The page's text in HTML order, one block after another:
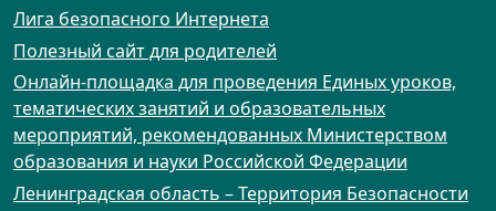
Лига безопасного Интернета
Полезный сайт для родителей
Онлайн-площадка для проведения Единых уроков,
тематических занятий и образовательных
мероприятий, рекомендованных Министерством
образования и науки Российской Федерации
Ленинградская область – Территория Безопасности